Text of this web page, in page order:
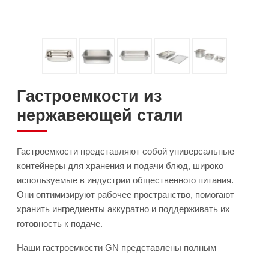
Гастроемкости из
нержавеющей стали
Гастроемкости представляют собой универсальные
контейнеры для хранения и подачи блюд, широко
используемые в индустрии общественного питания.
Они оптимизируют рабочее пространство, помогают
хранить ингредиенты аккуратно и поддерживать их
готовность к подаче.
Наши гастроемкости GN представлены полным